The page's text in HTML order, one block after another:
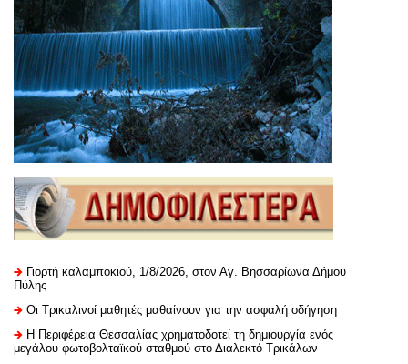
Γιορτή καλαμποκιού, 1/8/2026, στον Αγ. Βησσαρίωνα Δήμου
Πύλης
Οι Τρικαλινοί μαθητές μαθαίνουν για την ασφαλή οδήγηση
H Περιφέρεια Θεσσαλίας χρηματοδοτεί τη δημιουργία ενός
μεγάλου φωτοβολταϊκού σταθμού στο Διαλεκτό Τρικάλων